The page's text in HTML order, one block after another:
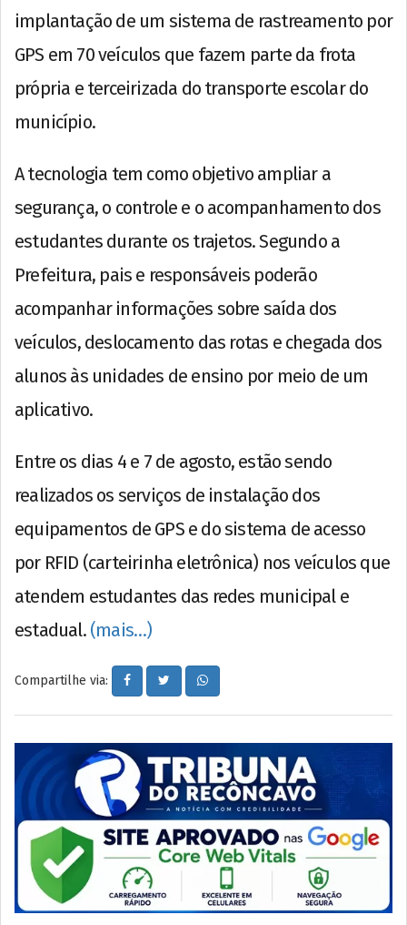
implantação de um sistema de rastreamento por
GPS em 70 veículos que fazem parte da frota
própria e terceirizada do transporte escolar do
município.
A tecnologia tem como objetivo ampliar a
segurança, o controle e o acompanhamento dos
estudantes durante os trajetos. Segundo a
Prefeitura, pais e responsáveis poderão
acompanhar informações sobre saída dos
veículos, deslocamento das rotas e chegada dos
alunos às unidades de ensino por meio de um
aplicativo.
Entre os dias 4 e 7 de agosto, estão sendo
realizados os serviços de instalação dos
equipamentos de GPS e do sistema de acesso
por RFID (carteirinha eletrônica) nos veículos que
atendem estudantes das redes municipal e
estadual. (mais…)
Compartilhe via: